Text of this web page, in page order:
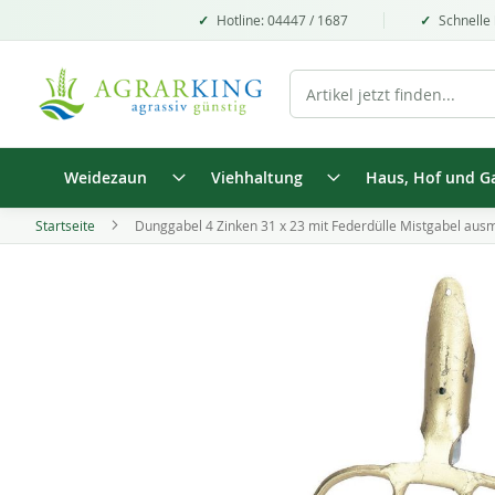
Hotline: 04447 / 1687
Weidezaun Viehhaltung Haus, Hof und
Startseite Dunggabel 4 Zinken 31 x 23 mit Federdülle Mistgabel